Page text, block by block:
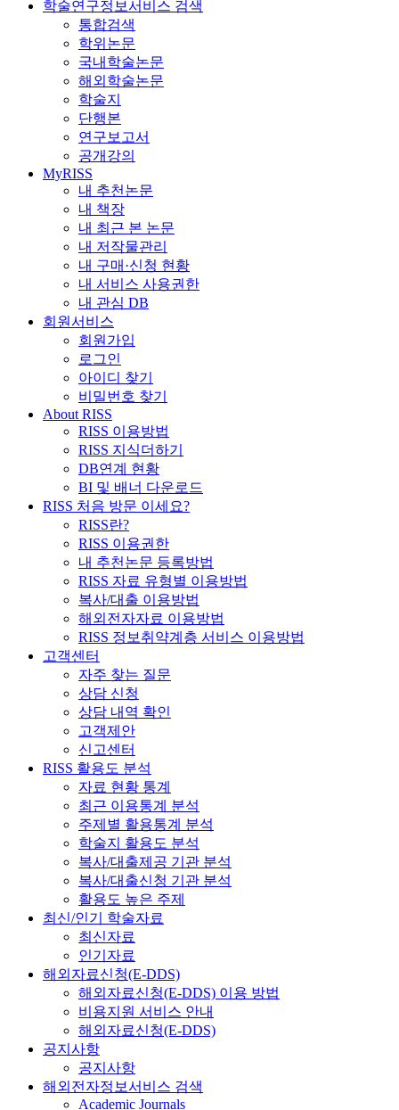
학술연구정보서비스 검색
통합검색
학위논문
국내학술논문
해외학술논문
학술지
단행본
연구보고서
공개강의
MyRISS
내 추천논문
내 책장
내 최근 본 논문
내 저작물관리
내 구매·신청 현황
내 서비스 사용권한
내 관심 DB
회원서비스
회원가입
로그인
아이디 찾기
비밀번호 찾기
About RISS
RISS 이용방법
RISS 지식더하기
DB연계 현황
BI 및 배너 다운로드
RISS 처음 방문 이세요?
RISS란?
RISS 이용권한
내 추천논문 등록방법
RISS 자료 유형별 이용방법
복사/대출 이용방법
해외전자자료 이용방법
RISS 정보취약계층 서비스 이용방법
고객센터
자주 찾는 질문
상담 신청
상담 내역 확인
고객제안
신고센터
RISS 활용도 분석
자료 현황 통계
최근 이용통계 분석
주제별 활용통계 분석
학술지 활용도 분석
복사/대출제공 기관 분석
복사/대출신청 기관 분석
활용도 높은 주제
최신/인기 학술자료
최신자료
인기자료
해외자료신청(E-DDS)
해외자료신청(E-DDS) 이용 방법
비용지원 서비스 안내
해외자료신청(E-DDS)
공지사항
공지사항
해외전자정보서비스 검색
Academic Journals